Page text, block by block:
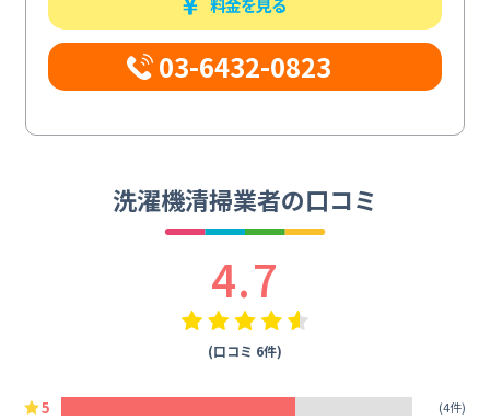
料金を見る
03-6432-0823
洗濯機清掃業者の口コミ
4.7
(口コミ 6件)
5 (4件)